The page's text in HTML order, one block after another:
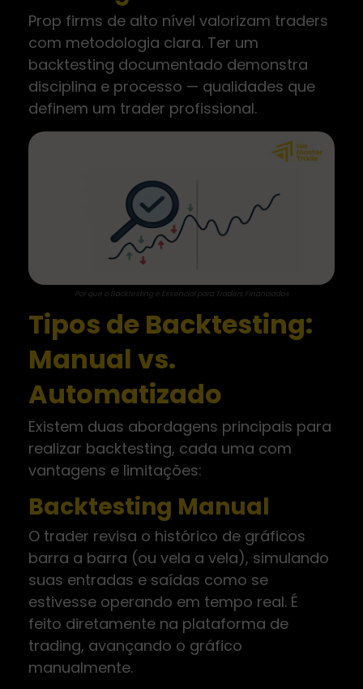
Prop firms de alto nível valorizam traders
com metodologia clara. Ter um
backtesting documentado demonstra
disciplina e processo — qualidades que
definem um trader profissional.
Por que o Backtesting é Essencial para Traders Financiados
Tipos de Backtesting:
Manual vs.
Automatizado
Existem duas abordagens principais para
realizar backtesting, cada uma com
vantagens e limitações:
Backtesting Manual
O trader revisa o histórico de gráficos
barra a barra (ou vela a vela), simulando
suas entradas e saídas como se
estivesse operando em tempo real. É
feito diretamente na plataforma de
trading, avançando o gráfico
manualmente.